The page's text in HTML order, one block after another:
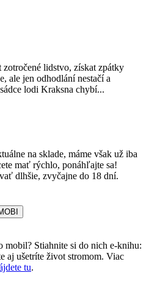
lidstvo, získat zpátky
ale jen odhodlání nestačí a
lodi Kraksna chybí...
na sklade, máme však už iba
mať rýchlo, ponáhľajte sa!
dlhšie, zvyčajne do 18 dní.
mobil? Stiahnite si do nich e-knihu:
aj ušetríte život stromom. Viac
tu.